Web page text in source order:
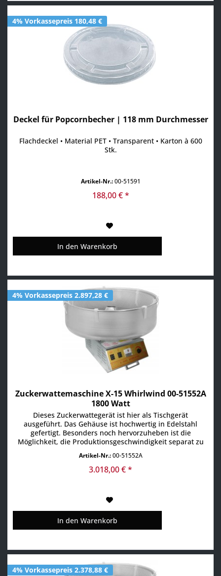
4% Vorkassepreis 180,48 €
Deckel für Popcornbecher | 118 mm Durchmesser
Flachdeckel • Material PET • Transparent • Karton à 600
Stk.
Artikel-Nr.:00-51591
188,00 € *
In den Warenkorb
4% Vorkassepreis 2.897,28 €
Zuckerwattemaschine X-15 Whirlwind 00-51552A
1800 Watt
Dieses Zuckerwattegerät ist hier als Tischgerät
ausgeführt. Das Gehäuse ist hochwertig in Edelstahl
gefertigt. Besonders noch hervorzuheben ist die
Möglichkeit, die Produktionsgeschwindigkeit separat zu
sowohl den Motor und die Heizung separat zu regulieren.
Es gibt wohl kaum eine Kirmis oder Volksfest ohne
Artikel-Nr.:00-51552A
3.018,00 € *
In den Warenkorb
4% Vorkassepreis 2.378,88 €